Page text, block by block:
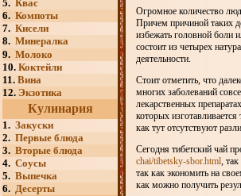
5. Квас
6. Компоты
7. Кисели
8. Минералка
9. Молоко
10. Коктейли
11. Вина
12. Экзотика
Кулинария
1. Закуски
2. Первые блюда
3. Вторые блюда
4. Соусы
5. Выпечка
6. Десерты
Огромное количество
Причем причиной таких
избежать головной боли
состоит из четырех
деятельности.
Стоит отметить, что
многих заболеваний
лекарственных
которых
как тут отсутствуют
Сегодня тибетский чай
chai/tibetsky-sbor.html,
так как экономить на
как можно получить